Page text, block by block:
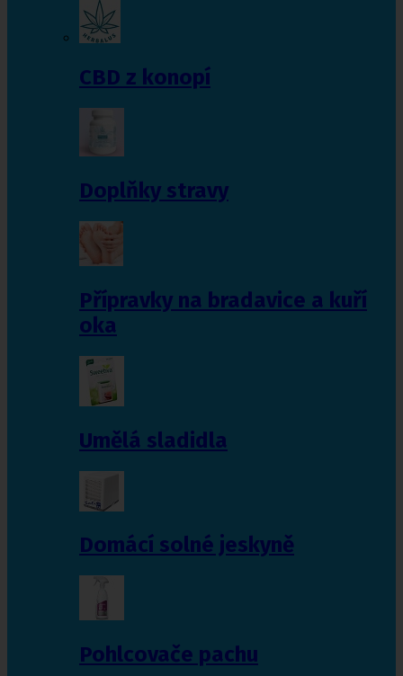
CBD z konopí
Doplňky stravy
Přípravky na bradavice a kuří
oka
Umělá sladidla
Domácí solné jeskyně
Pohlcovače pachu